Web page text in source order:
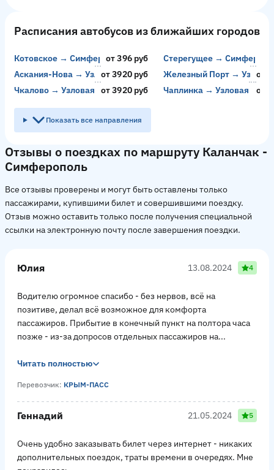
Расписания автобусов из ближайших городов
Котовское → Симферопольот 396 руб Стерегущее →
Аскания-Нова → Узловаяот 3920 руб Железный Порт →
от
Чкалово → Узловая
от 3920 руб Чаплинка → Узловая от
Показать все направления
Отзывы о поездках по маршруту Каланчак -
Симферополь
Все отзывы проверены и могут быть оставлены только
пассажирами, купившими билет и совершившими поездку.
Отзыв можно оставить только после получения специальной
ссылки на электронную почту после завершения поездки.
Юлия 13.08.2024 4
Водителю огромное спасибо - без нервов, всё на
позитиве, делал всё возможное для комфорта
пассажиров. Прибытие в конечный пункт на полтора часа
позже - из-за допросов отдельных пассажиров на...
Читать полностью
Перевозчик: КРЫМ-ПАСС
Геннадий 21.05.2024 5
Очень удобно заказывать билет через интернет - никаких
дополнительных поездок, траты времени в очередях. Мне